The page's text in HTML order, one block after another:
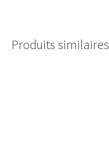
Produits similaires